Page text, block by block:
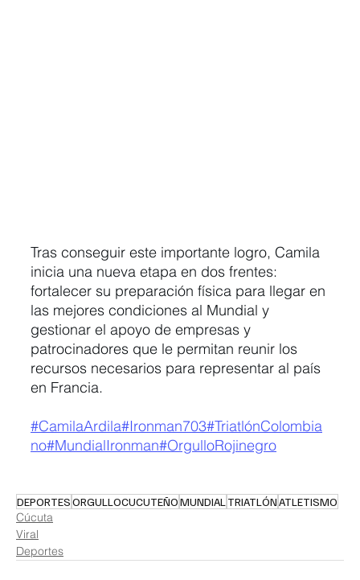
Tras conseguir este importante logro, Camila
inicia una nueva etapa en dos frentes:
fortalecer su preparación física para llegar en
las mejores condiciones al Mundial y
gestionar el apoyo de empresas y
patrocinadores que le permitan reunir los
recursos necesarios para representar al país
en Francia.
#CamilaArdila#Ironman703#TriatlónColombia
no#MundialIronman#OrgulloRojinegro
DEPORTESORGULLOCUCUTEÑOMUNDIAL TRIATLÓNATLETISMO
Cúcuta
Viral
Deportes